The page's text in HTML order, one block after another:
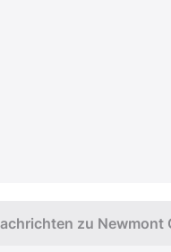
zu Newmont